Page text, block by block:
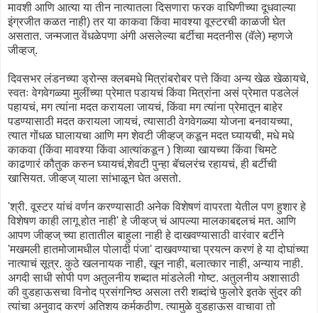
मावशी आणि आत्या या तीन नात्यातला दिसणारा फरक वाघिणीच्या दूधवाल्या
इंग्रजीत कळत नाही) तर या काकवा किंवा मावश्या वूस्टरची काळजी घेत
असतात. जन्मजात वेंधळेपणा अंगी असलेल्या बर्टीचा मदतनीस (वॅले) म्हणजे
जीव्हज्.
दिवसभर लंडनच्या ड्रोन्स क्लबमधे मित्रांबरोबर पत्ते किंवा अन्य खेळ खेळायचे,
स्वतः वेगवेगळ्या मुलींच्या प्रेमात पडायचं किंवा मित्रांना असं प्रेमात पडलेलं
पहायचं, मग त्यांना मदत करायला जायचं, किंवा मग त्यांना प्रेमातून बाहेर
पडण्यासाठी मदत करायला जायचं, त्यासाठी वेगवेगळ्या योजना बनवायच्या,
त्यात गोंधळ घालायचा आणि मग शेवटी जीव्हज् कडून मदत घ्यायची, मधे मधे
काकवा (किंवा मावश्या किंवा आत्यांकडून ) शिव्या खायच्या किंवा चिमटे
काढणारं कौतुक करुन घ्यायचं,शेवटी पुन्हा बॅचलरंच रहायचं, ही बर्टीची
खासियत. जीव्हज् याला सांभाळून घेत असतो.
'श्री. वूस्टर यांचं वर्णन करण्यासाठी अनेक विशेषणं वापरता येतील पण हुशार हे
विशेषण काही लागू होत नाही' हे जीव्हज् चं आपल्या मालकाबद्दलचं मत. आणि
आपण जीव्हज् च्या हातातील बाहुला नाही हे दाखवण्यासाठी वारंवार बर्टीने
'मखमली हातमोजामधील पोलादी पंजा' दाखवण्याचा प्रयत्न करणं हे या दोघांच्या
नात्याचं सूत्र. कुठे खलनायक नाही, खून नाही, बलात्कार नाही, अन्याय नाही.
अगदी साधी सोपी पण अतुलनीय शब्दात मांडलेली गोष्ट. अतुलनीय अशासाठी
की वुडहाऊसचा विनोद प्रसंगनिष्ठ असला तरी शब्दांचे फुलोरे इतके सुंदर की
त्यांचा अनुवाद करणं अतिशय कर्मकठीण. त्यामुळे वुडहाऊस वाचावा तो